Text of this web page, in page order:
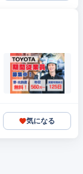
気になる